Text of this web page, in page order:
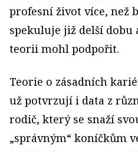
profesní život více, než
spekuluje již delší dobu
teorii mohl podpořit.
Teorie o zásadních
už potvrzují i data z
rodič, který se snaží
„správným“ koníčkům